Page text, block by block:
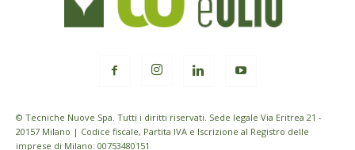
© Tecniche Nuove Spa. Tutti i diritti riservati. Sede legale Via Eritrea 21 -
20157 Milano | Codice fiscale, Partita IVA e Iscrizione al Registro delle
imprese di Milano: 00753480151